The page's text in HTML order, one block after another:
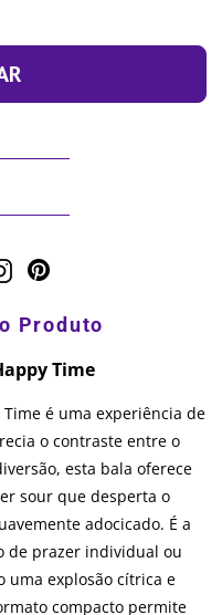
Time
é uma experiência de
o contraste entre o
esta bala oferece
sour que desperta o
adocicado. É a
de prazer individual ou
explosão cítrica e
compacto permite